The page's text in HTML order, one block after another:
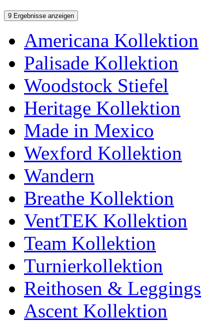
9 Ergebnisse anzeigen
Americana Kollektion
Palisade Kollektion
Woodstock Stiefel
Heritage Kollektion
Made in Mexico
Wexford Kollektion
Wandern
Breathe Kollektion
VentTEK Kollektion
Team Kollektion
Turnierkollektion
Reithosen & Leggings
Ascent Kollektion